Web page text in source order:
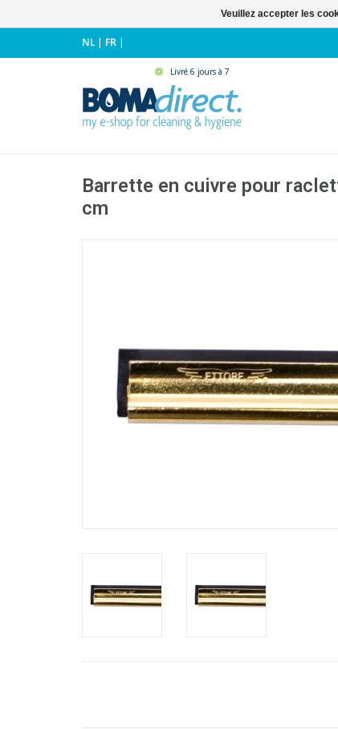
NL| FR |
Livré 6 jours à 7
Barrette en cuivre pour
cm
Veuillez accepter les